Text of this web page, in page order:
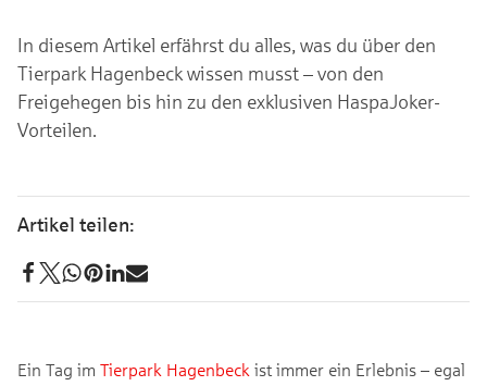
In diesem Artikel erfährst du alles, was du über den
Tierpark Hagenbeck wissen musst – von den
Freigehegen bis hin zu den exklusiven HaspaJoker-
Vorteilen.
Ein Tag im Tierpark Hagenbeck ist immer ein Erlebnis – egal